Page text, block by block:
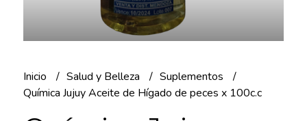
Inicio Salud y Belleza
Suplementos
Química Jujuy Aceite de Hígado de peces x 100c.c